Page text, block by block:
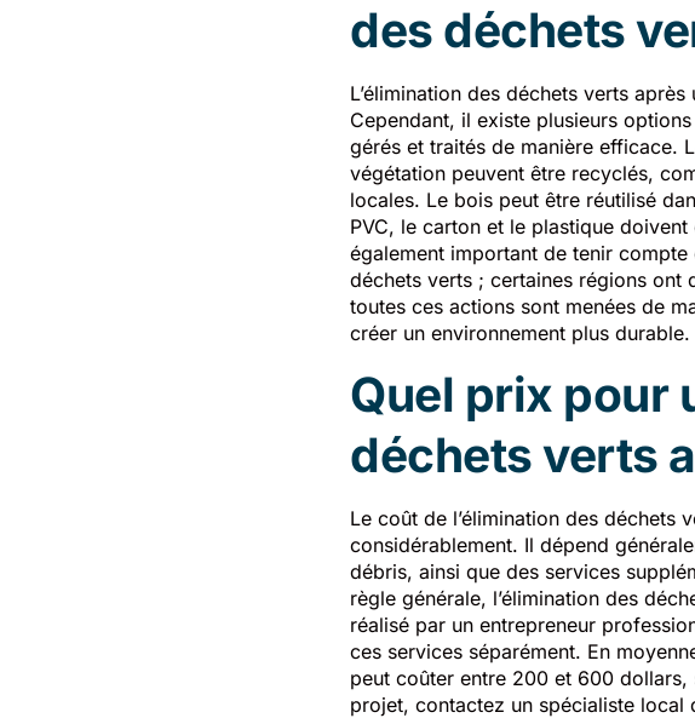
des déchets
L’élimination des déchets verts
Cependant, il existe plusieurs
gérés et traités de manière efficace.
végétation peuvent être recyclés,
locales. Le bois peut être réutilisé
PVC, le carton et le plastique
également important de tenir
déchets verts ; certaines régions ont
toutes ces actions sont menées de
créer un environnement plus durable.
Quel prix pour
déchets verts
Le coût de l’élimination des déchets
considérablement. Il dépend
débris, ainsi que des services
règle générale, l’élimination des
réalisé par un entrepreneur
ces services séparément. En
peut coûter entre 200 et 600
projet, contactez un spécialiste local